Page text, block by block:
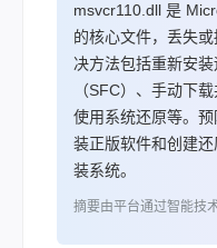
msvcr110.dll 是
的核心文件，丢失
决方法包括重新安
（SFC）、手动下
使用系统还原等。
装正版软件和创建
装系统。
摘要由平台通过智能技